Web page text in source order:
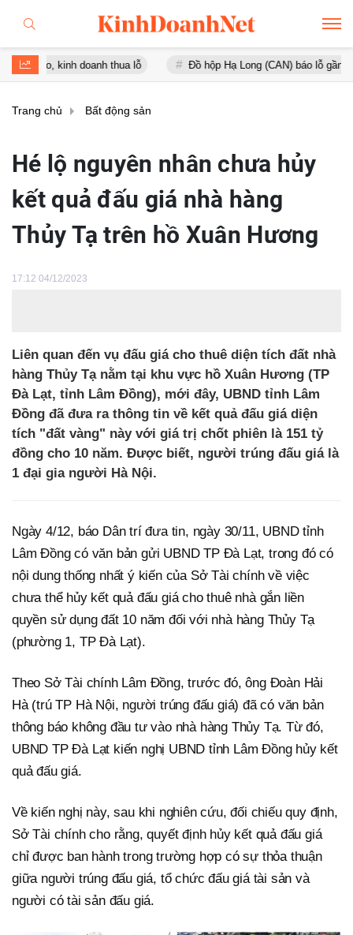
kinh doanh thua lỗ Đồ hộp Hạ Long (CAN) báo lỗ gần 16 tỷ đồng,
Trang chủ Bất động sản
Hé lộ nguyên nhân chưa hủy
kết quả đấu giá nhà hàng
Thủy Tạ trên hồ Xuân Hương
17:12 04/12/2023
Liên quan đến vụ đấu giá cho thuê diện tích đất nhà
hàng Thủy Tạ nằm tại khu vực hồ Xuân Hương (TP
Đà Lạt, tỉnh Lâm Đồng), mới đây, UBND tỉnh Lâm
Đồng đã đưa ra thông tin về kết quả đấu giá diện
tích "đất vàng" này với giá trị chốt phiên là 151 tỷ
đồng cho 10 năm. Được biết, người trúng đấu giá là
1 đại gia người Hà Nội.
Ngày 4/12, báo Dân trí đưa tin, ngày 30/11, UBND tỉnh
Lâm Đồng có văn bản gửi UBND TP Đà Lạt, trong đó có
nội dung thống nhất ý kiến của Sở Tài chính về việc
chưa thể hủy kết quả đấu giá cho thuê nhà gắn liền
quyền sử dụng đất 10 năm đối với nhà hàng Thủy Tạ
(phường 1, TP Đà Lạt).
Theo Sở Tài chính Lâm Đồng, trước đó, ông Đoàn Hải
Hà (trú TP Hà Nội, người trúng đấu giá) đã có văn bản
thông báo không đầu tư vào nhà hàng Thủy Tạ. Từ đó,
UBND TP Đà Lạt kiến nghị UBND tỉnh Lâm Đồng hủy kết
quả đấu giá.
Về kiến nghị này, sau khi nghiên cứu, đối chiếu quy định,
Sở Tài chính cho rằng, quyết định hủy kết quả đấu giá
chỉ được ban hành trong trường hợp có sự thỏa thuận
giữa người trúng đấu giá, tổ chức đấu giá tài sản và
người có tài sản đấu giá.